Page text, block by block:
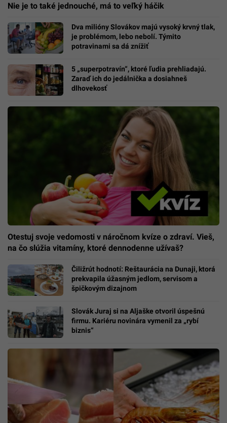
Nie je to také jednouché, má to veľký háčik
Dva milióny Slovákov majú vysoký krvný tlak,
je problémom, lebo nebolí. Týmito
potravinami sa dá znížiť
5 „superpotravín“, ktoré ľudia prehliadajú.
Zaraď ich do jedálnička a dosiahneš
dlhovekosť
Otestuj svoje vedomosti v náročnom kvíze o zdraví. Vieš,
na čo slúžia vitamíny, ktoré dennodenne užívaš?
Čiližrút hodnotí: Reštaurácia na Dunaji, ktorá
prekvapila úžasným jedlom, servisom a
špičkovým dizajnom
Slovák Juraj si na Aljaške otvoril úspešnú
firmu. Kariéru novinára vymenil za „rybí
biznis“